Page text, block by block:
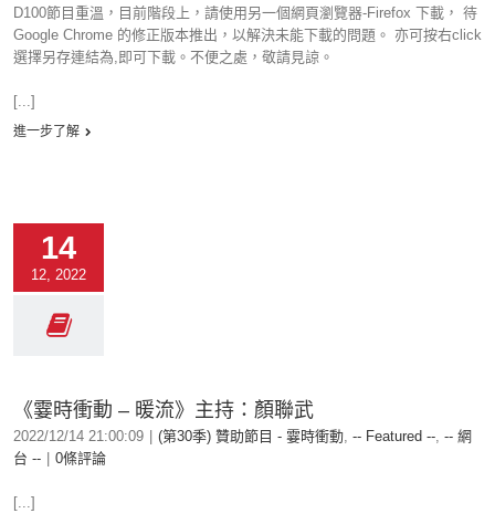
D100節目重溫，目前階段上，請使用另一個網頁瀏覽器-Firefox 下載， 待
Google Chrome 的修正版本推出，以解決未能下載的問題。 亦可按右click
選擇另存連結為,即可下載。不便之處，敬請見諒。
[...]
進一步了解
14
12, 2022
《霎時衝動 – 暖流》主持：顏聯武
2022/12/14 21:00:09 (第30季) 贊助節目 - 霎時衝動, -- Featured --, -- 網
台 --
0條評論
[...]